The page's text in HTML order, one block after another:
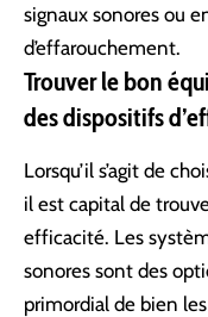
signaux sonores ou
d’effarouchement.
Trouver le bon
des dispositifs
Lorsqu’il s’agit de
il est capital de
efficacité. Les
sonores sont des
primordial de bien